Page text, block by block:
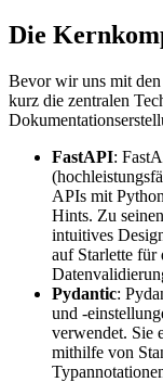
Die
Bevor wir uns mit
kurz die zentralen
FastAPI:
APIs mit
Hints. Zu
intuitives
auf Starlette für
Pydantic:
und -
verwendet. Sie
mithilfe von